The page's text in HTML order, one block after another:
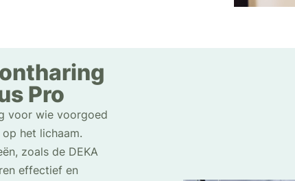
Pro
voor wie voorgoed
het lichaam.
zoals de DEKA
effectief en